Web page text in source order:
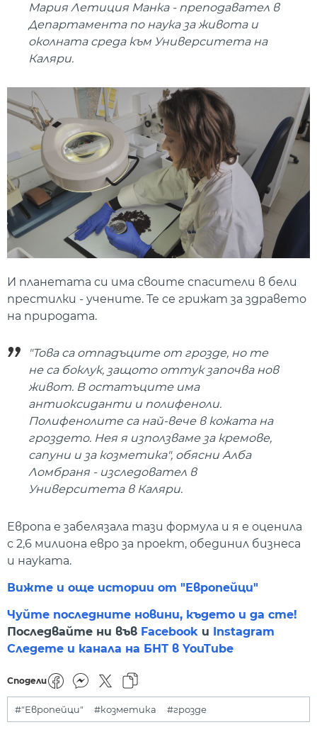
Мария Летиция Манка - преподавател в
Департамента по наука за живота и
околната среда към Университета на
Каляри.
И планетата си има своите спасители в бели
престилки - учените. Те се грижат за здравето
на природата.
"Това са отпадъците от грозде, но те
не са боклук, защото оттук започва нов
живот. В остатъците има
антиоксиданти и полифеноли.
Полифенолите са най-вече в кожата на
гроздето. Нея я използваме за кремове,
сапуни и за козметика", обясни Алба
Ломбраня - изследовател в
Университета в Каляри.
Европа е забелязала тази формула и я е оценила
с 2,6 милиона евро за проект, обединил бизнеса
и науката.
Вижте и още истории от "Европейци"
Чуйте последните новини, където и да сте!
Последвайте ни във Facebook и
Instagram
Следете и канала на БНТ в YouTube
Сподели
#"Европейци" #козметика #грозде